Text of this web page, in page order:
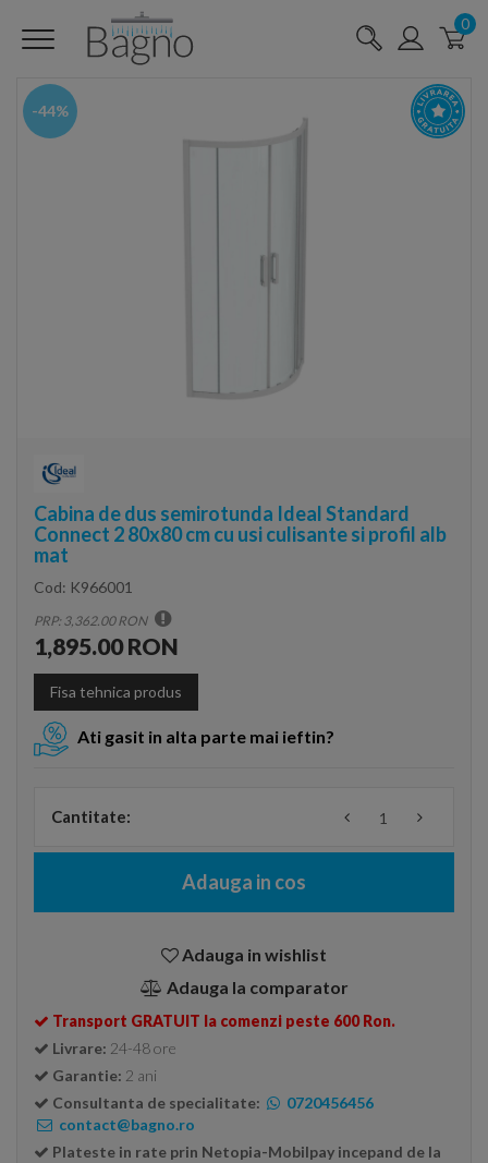
0
-44%
Cabina de dus semirotunda Ideal Standard
Connect 2 80x80 cm cu usi culisante si profil alb
mat
Cod: K966001
PRP: 3,362.00 RON
1,895.00 RON
Fisa tehnica produs
Ati gasit in alta parte mai ieftin?
Cantitate:
Adauga in cos
Adauga in wishlist
Adauga la comparator
Transport GRATUIT la comenzi peste 600 Ron.
Livrare: 24-48 ore
Garantie: 2 ani
Consultanta de specialitate:
0720456456
contact@bagno.ro
Plateste in rate prin Netopia-Mobilpay incepand de la